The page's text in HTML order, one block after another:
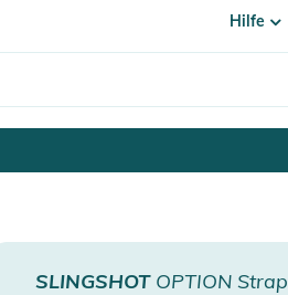
Hilfe
SLINGSHOTOPTION Strap